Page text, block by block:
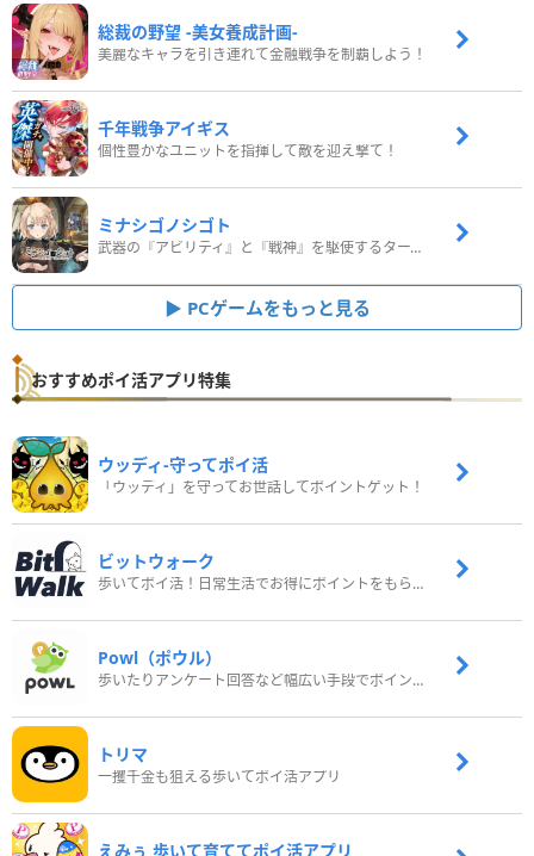
総裁の野望 -美女養成計画-
美麗なキャラを引き連れて金融戦争を制覇しよう！
千年戦争アイギス
個性豊かなユニットを指揮して敵を迎え撃て！
ミナシゴノシゴト
武器の『アビリティ』と『戦神』を駆使するターン制コマンドバトルRPG！
PCゲームをもっと見る
おすすめポイ活アプリ特集
ウッディ‐守ってポイ活
「ウッディ」を守ってお世話してポイントゲット！
ビットウォーク
歩いてポイ活！日常生活でお得にポイントをもらおう
Powl（ポウル）
歩いたりアンケート回答など幅広い手段でポイントをゲット
トリマ
一攫千金も狙える歩いてポイ活アプリ
えみぅ 歩いて育ててポイ活アプリ